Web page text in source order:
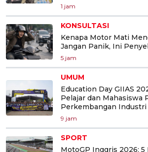
1 jam
KONSULTASI
Kenapa Motor Mati
Jangan Panik, Ini
5 jam
UMUM
Education Day GIIAS
Pelajar dan Mahasiswa
Perkembangan
9 jam
SPORT
MotoGP Inggris 2026: 5